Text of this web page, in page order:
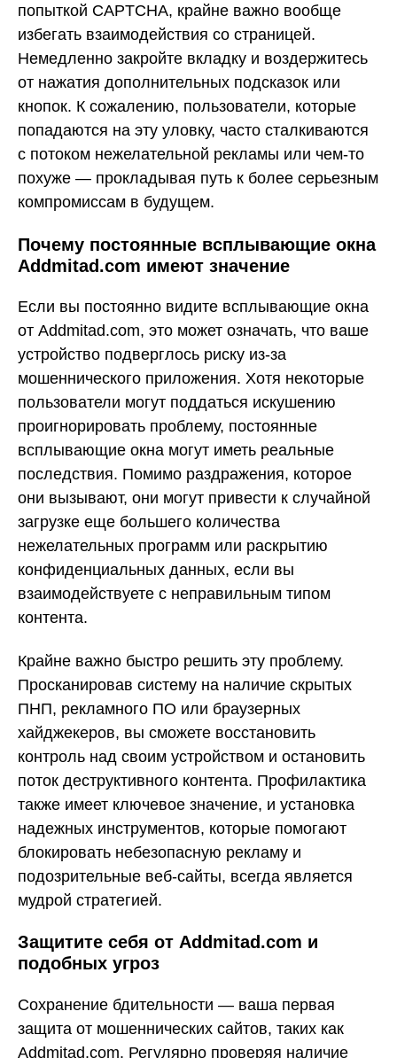
попыткой CAPTCHA, крайне важно вообще
избегать взаимодействия со страницей.
Немедленно закройте вкладку и воздержитесь
от нажатия дополнительных подсказок или
кнопок. К сожалению, пользователи, которые
попадаются на эту уловку, часто сталкиваются
с потоком нежелательной рекламы или чем-то
похуже — прокладывая путь к более серьезным
компромиссам в будущем.
Почему постоянные всплывающие окна
Addmitad.com имеют значение
Если вы постоянно видите всплывающие окна
от Addmitad.com, это может означать, что ваше
устройство подверглось риску из-за
мошеннического приложения. Хотя некоторые
пользователи могут поддаться искушению
проигнорировать проблему, постоянные
всплывающие окна могут иметь реальные
последствия. Помимо раздражения, которое
они вызывают, они могут привести к случайной
загрузке еще большего количества
нежелательных программ или раскрытию
конфиденциальных данных, если вы
взаимодействуете с неправильным типом
контента.
Крайне важно быстро решить эту проблему.
Просканировав систему на наличие скрытых
ПНП, рекламного ПО или браузерных
хайджекеров, вы сможете восстановить
контроль над своим устройством и остановить
поток деструктивного контента. Профилактика
также имеет ключевое значение, и установка
надежных инструментов, которые помогают
блокировать небезопасную рекламу и
подозрительные веб-сайты, всегда является
мудрой стратегией.
Защитите себя от Addmitad.com и
подобных угроз
Сохранение бдительности — ваша первая
защита от мошеннических сайтов, таких как
Addmitad.com. Регулярно проверяя наличие